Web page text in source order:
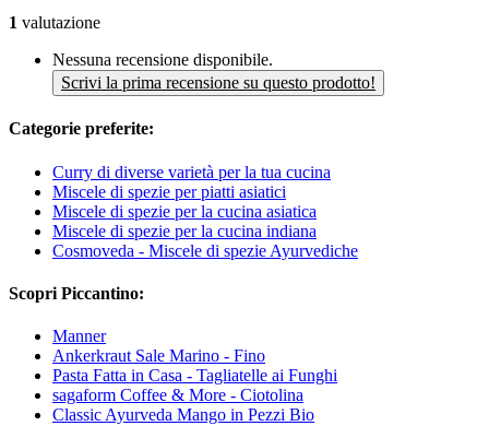
1 valutazione
Nessuna recensione disponibile.
Scrivi la prima recensione su questo prodotto!
Categorie preferite:
Curry di diverse varietà per la tua cucina
Miscele di spezie per piatti asiatici
Miscele di spezie per la cucina asiatica
Miscele di spezie per la cucina indiana
Cosmoveda - Miscele di spezie Ayurvediche
Scopri Piccantino:
Manner
Ankerkraut Sale Marino - Fino
Pasta Fatta in Casa - Tagliatelle ai Funghi
sagaform Coffee & More - Ciotolina
Classic Ayurveda Mango in Pezzi Bio